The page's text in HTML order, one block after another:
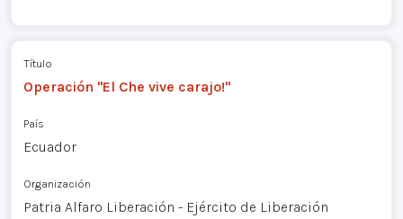
Título
Operación "El Che vive carajo!"
País
Ecuador
Organización
Patria Alfaro Liberación - Ejército de Liberación